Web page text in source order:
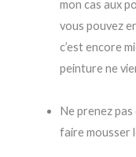
mon cas aux
vous pouvez
c’est encore
peinture ne
Ne prenez
faire mousser